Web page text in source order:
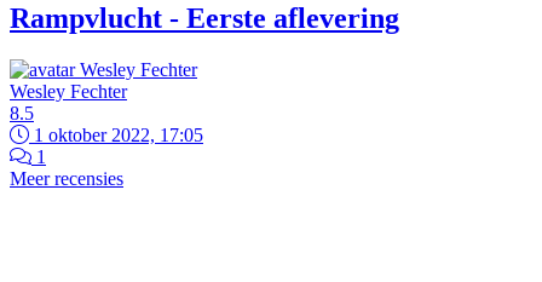
Rampvlucht - Eerste aflevering
Wesley Fechter
8.5
1 oktober 2022, 17:05
1
Meer recensies